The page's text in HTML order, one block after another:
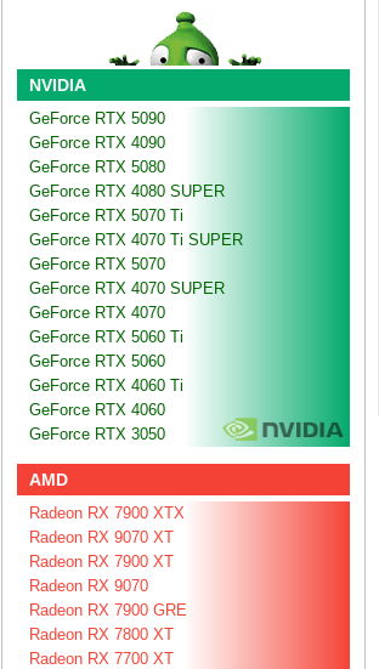
NVIDIA
GeForce RTX 5090
GeForce RTX 4090
GeForce RTX 5080
GeForce RTX 4080 SUPER
GeForce RTX 5070 Ti
GeForce RTX 4070 Ti SUPER
GeForce RTX 5070
GeForce RTX 4070 SUPER
GeForce RTX 4070
GeForce RTX 5060 Ti
GeForce RTX 5060
GeForce RTX 4060 Ti
GeForce RTX 4060
GeForce RTX 3050
AMD
Radeon RX 7900 XTX
Radeon RX 9070 XT
Radeon RX 7900 XT
Radeon RX 9070
Radeon RX 7900 GRE
Radeon RX 7800 XT
Radeon RX 7700 XT